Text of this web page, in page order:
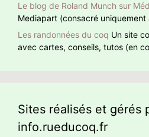
Le blog de Roland Munch sur
Mediapart (consacré uniquement
Les randonnées du coq Un site
avec cartes, conseils, tutos (en
Sites réalisés et gérés
info.rueducoq.fr